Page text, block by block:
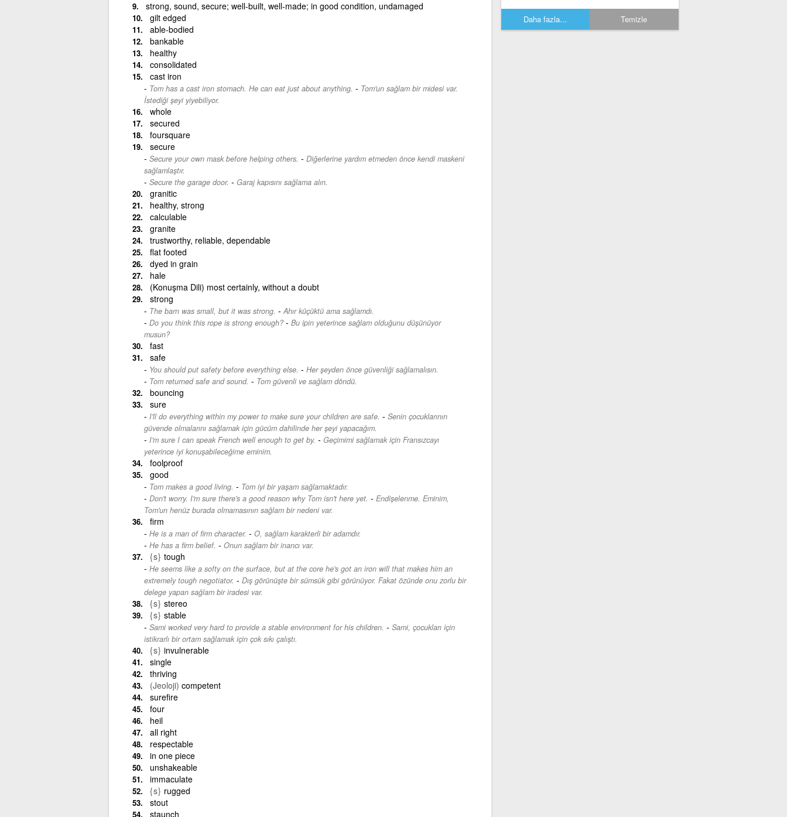
strong, sound, secure; well-built, well-made; in good condition, undamaged
gilt edged
able-bodied
bankable
healthy
consolidated
cast iron
Tom has a cast iron stomach. He can eat just about anything. - Tom'un sağlam bir midesi var.
İstediği şeyi yiyebiliyor.
whole
secured
foursquare
secure
Secure your own mask before helping others. - Diğerlerine yardım etmeden önce kendi maskeni
sağlamlaştır.
Secure the garage door. - Garaj kapısını sağlama alın.
granitic
healthy, strong
calculable
granite
trustworthy, reliable, dependable
flat footed
dyed in grain
hale
(Konuşma Dili) most certainly, without a doubt
strong
The barn was small, but it was strong. - Ahır küçüktü ama sağlamdı.
Do you think this rope is strong enough?- Bu ipin yeterince sağlam olduğunu düşünüyor
musun?
fast
safe
You should put safety before everything else. - Her şeyden önce güvenliği sağlamalısın.
Tom returned safe and sound. - Tom güvenli ve sağlam döndü.
bouncing
sure
I'll do everything within my power to make sure your children are safe. - Senin çocuklarının
güvende olmalarını sağlamak için gücüm dahilinde her şeyi yapacağım.
I'm sure I can speak French well enough to get by. - Geçimimi sağlamak için Fransızcayı
yeterince iyi konuşabileceğime eminim.
foolproof
good
Tom makes a good living. - Tom iyi bir yaşam sağlamaktadır.
Don't worry. I'm sure there's a good reason why Tom isn't here yet. - Endişelenme. Eminim,
Tom'un henüz burada olmamasının sağlam bir nedeni var.
firm
He is a man of firm character. - O, sağlam karakterli bir adamdır.
He has a firm belief. - Onun sağlam bir inancı var.
{s} tough
He seems like a softy on the surface, but at the core he's got an iron will that makes him an
extremely tough negotiator. - Dış görünüşte bir sümsük gibi görünüyor. Fakat özünde onu zorlu bir
delege yapan sağlam bir iradesi var.
{s} stereo
{s} stable
Sami worked very hard to provide a stable environment for his children. - Sami, çocukları için
istikrarlı bir ortam sağlamak için çok sıkı çalıştı.
{s} invulnerable
single
thriving
(Jeoloji) competent
surefire
four
heil
all right
respectable
in one piece
unshakeable
immaculate
{s} rugged
stout
staunch
Daha fazla... Temizle